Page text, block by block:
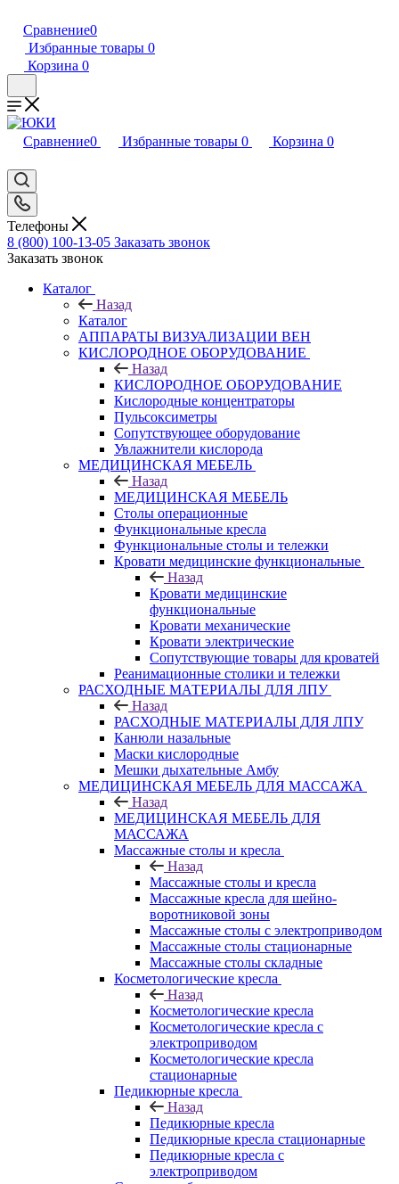
Сравнение0
Избранные товары 0
Корзина 0
Сравнение0 Избранные товары 0 Корзина 0
Телефоны
8 (800) 100-13-05 Заказать звонок
Заказать звонок
Каталог
Назад
Каталог
АППАРАТЫ ВИЗУАЛИЗАЦИИ ВЕН
КИСЛОРОДНОЕ ОБОРУДОВАНИЕ
Назад
КИСЛОРОДНОЕ ОБОРУДОВАНИЕ
Кислородные концентраторы
Пульсоксиметры
Сопутствующее оборудование
Увлажнители кислорода
МЕДИЦИНСКАЯ МЕБЕЛЬ
Назад
МЕДИЦИНСКАЯ МЕБЕЛЬ
Столы операционные
Функциональные кресла
Функциональные столы и тележки
Кровати медицинские функциональные
Назад
Кровати медицинские
функциональные
Кровати механические
Кровати электрические
Сопутствующие товары для кроватей
Реанимационные столики и тележки
РАСХОДНЫЕ МАТЕРИАЛЫ ДЛЯ ЛПУ
Назад
РАСХОДНЫЕ МАТЕРИАЛЫ ДЛЯ ЛПУ
Канюли назальные
Маски кислородные
Мешки дыхательные Амбу
МЕДИЦИНСКАЯ МЕБЕЛЬ ДЛЯ МАССАЖА
Назад
МЕДИЦИНСКАЯ МЕБЕЛЬ ДЛЯ
МАССАЖА
Массажные столы и кресла
Назад
Массажные столы и кресла
Массажные кресла для шейно-
воротниковой зоны
Массажные столы с электроприводом
Массажные столы стационарные
Массажные столы складные
Косметологические кресла
Назад
Косметологические кресла
Косметологические кресла с
электроприводом
Косметологические кресла
стационарные
Педикюрные кресла
Назад
Педикюрные кресла
Педикюрные кресла стационарные
Педикюрные кресла с
электроприводом